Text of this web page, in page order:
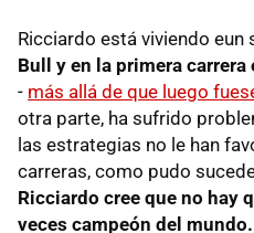
Ricciardo está viviendo eun
Bull y en la primera
- más allá de que luego
otra parte, ha sufrido
las estrategias no le han
carreras, como pudo
Ricciardo cree que no hay
veces campeón del mundo.